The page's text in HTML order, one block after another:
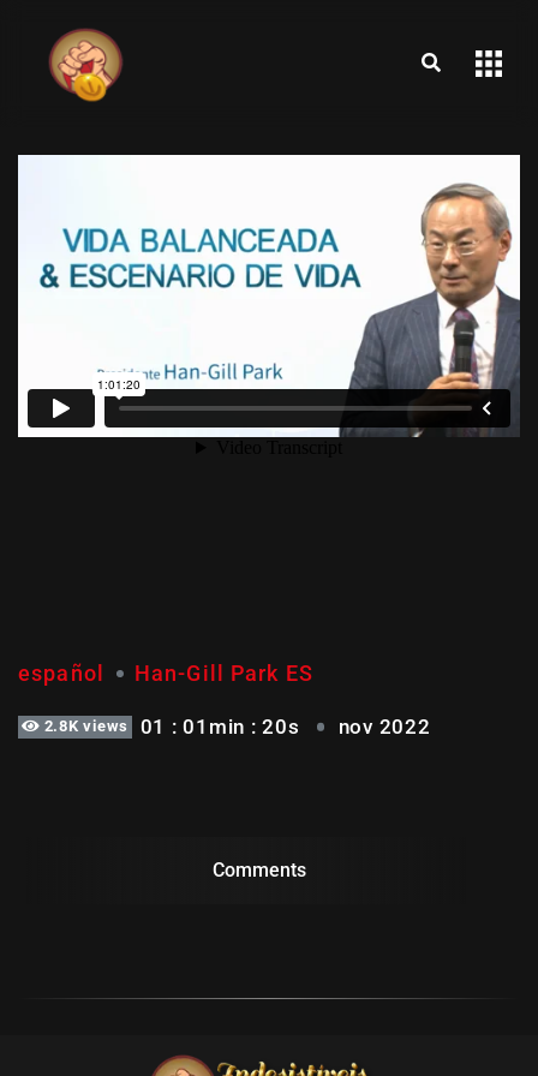
español Han-Gill Park ES
2.8K views 01 : 01min : 20s nov 2022
Comments